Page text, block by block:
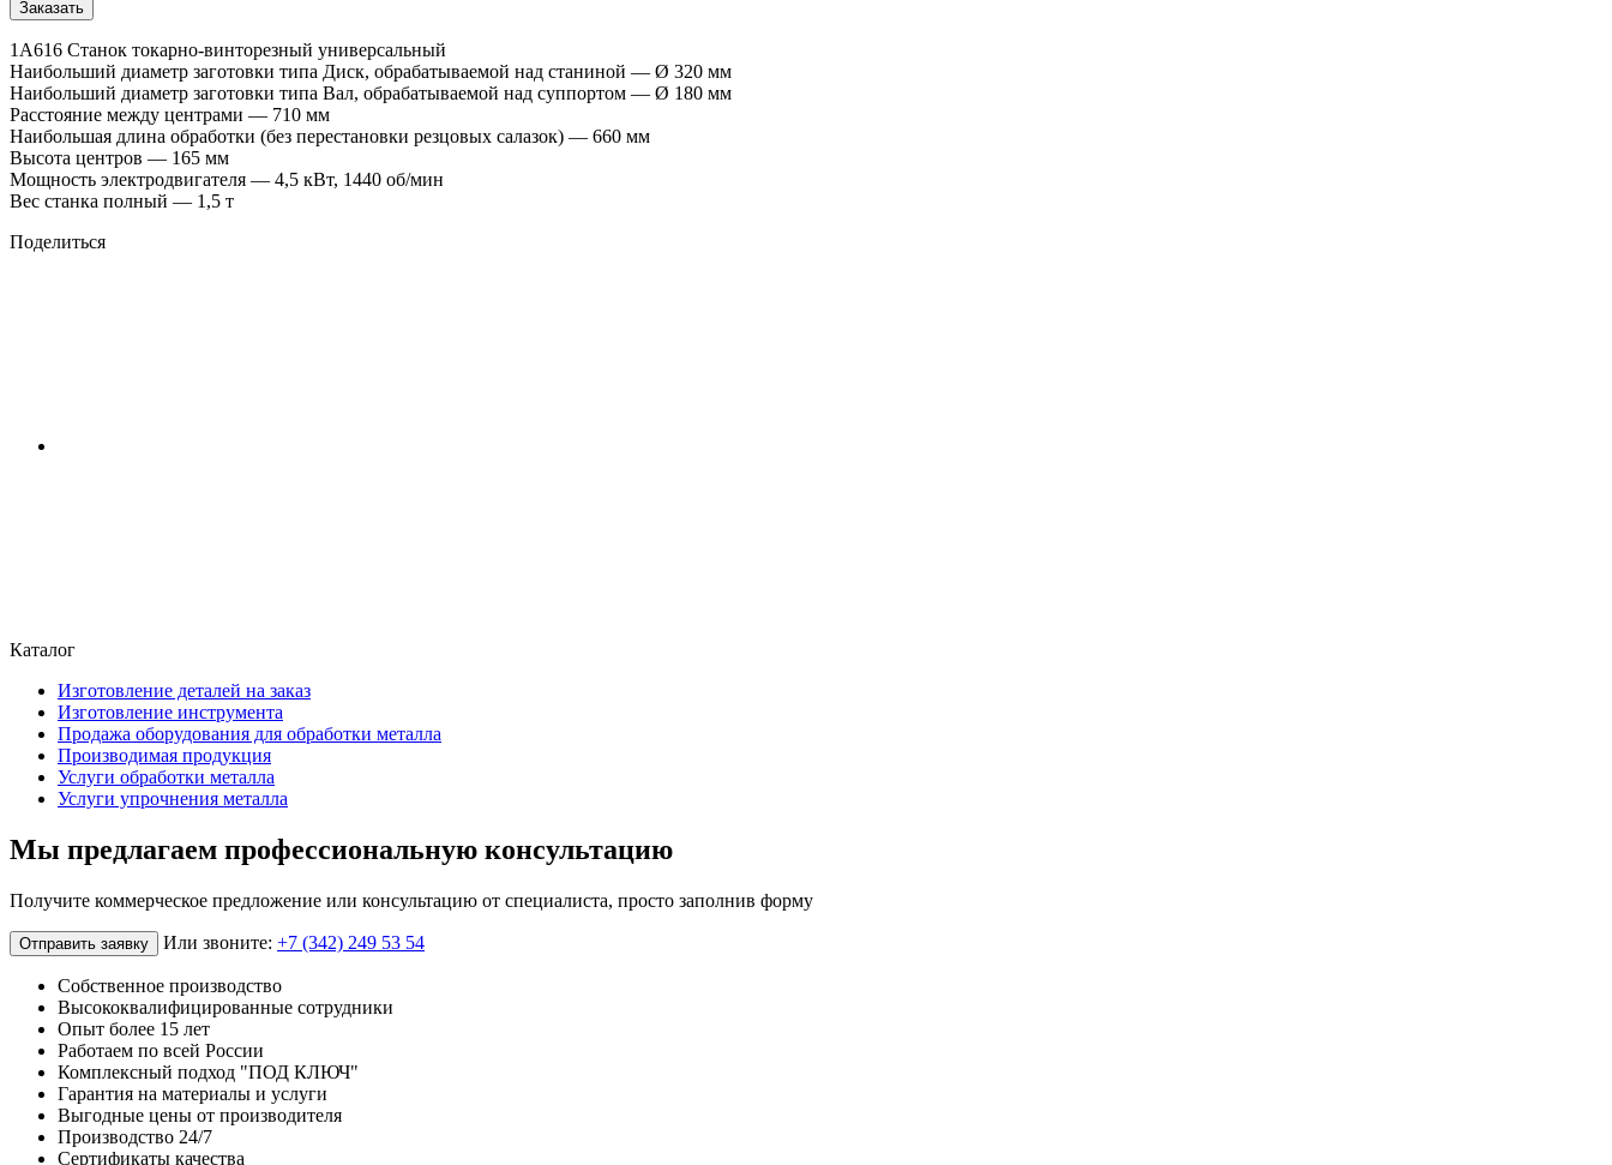
Заказать
1А616 Станок токарно-винторезный универсальный
Наибольший диаметр заготовки типа Диск, обрабатываемой над станиной — Ø 320 мм
Наибольший диаметр заготовки типа Вал, обрабатываемой над суппортом — Ø 180 мм
Расстояние между центрами — 710 мм
Наибольшая длина обработки (без перестановки резцовых салазок) — 660 мм
Высота центров — 165 мм
Мощность электродвигателя — 4,5 кВт, 1440 об/мин
Вес станка полный — 1,5 т
Поделиться
Каталог
Изготовление деталей на заказ
Изготовление инструмента
Продажа оборудования для обработки металла
Производимая продукция
Услуги обработки металла
Услуги упрочнения металла
Мы предлагаем профессиональную консультацию
Получите коммерческое предложение или консультацию от специалиста, просто заполнив форму
Отправить заявку Или звоните: +7 (342) 249 53 54
Собственное производство
Высококвалифицированные сотрудники
Опыт более 15 лет
Работаем по всей России
Комплексный подход "ПОД КЛЮЧ"
Гарантия на материалы и услуги
Выгодные цены от производителя
Производство 24/7
Сертификаты качества